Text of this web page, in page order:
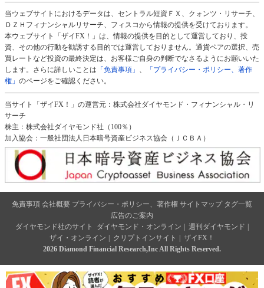
当ウェブサイトにおけるデータは、セントラル短資ＦＸ、クォンツ・リサーチ、
ＤＺＨフィナンシャルリサーチ、フィスコから情報の提供を受けております。
本ウェブサイト「ザイFX！」は、情報の提供を目的として運営しており、投
資、その他の行動を勧誘する目的では運営しておりません。通貨ペアの選択、売
買レートなど投資の最終決定は、お客様ご自身の判断でなさるようにお願いいた
します。さらに詳しいことは 「免責事項」 、
「プライバシー・ポリシー、著作
権」 のページをご確認ください。
当サイト「ザイFX！」の運営元：株式会社ダイヤモンド・フィナンシャル・リ
サーチ
株主：株式会社ダイヤモンド社（100％）
加入協会：一般社団法人日本暗号資産ビジネス協会（ＪＣＢＡ）
免責事項 会社概要 プライバシー・ポリシー、著作権 サイトマップ タグ一覧
広告のご案内
ダイヤモンド社のサイト
ダイヤモンド・オンライン 週刊ダイヤモンド
ザイ・オンライン
クリプトインサイト
ザイFX！
2026 Diamond Financial Research,Inc All Rights Reserved.